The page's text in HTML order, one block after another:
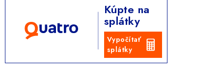
Kúpte na
splátky
Vypočítať
splátky